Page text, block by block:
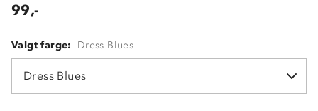
99,-
Valgt farge: Dress Blues
Dress Blues